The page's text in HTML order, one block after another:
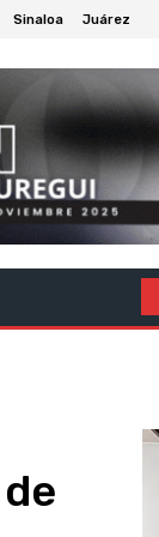
Sinaloa Juárez